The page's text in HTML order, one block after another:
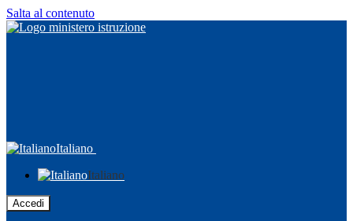
Salta al contenuto
Italiano
Italiano
Accedi